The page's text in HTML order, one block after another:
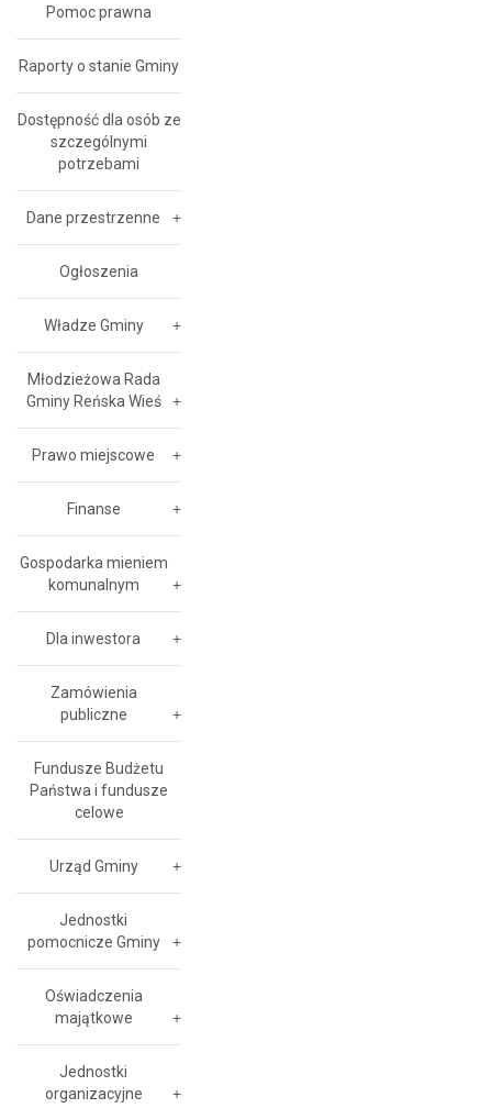
Pomoc prawna
Raporty o stanie Gminy
Dostępność dla osób ze
szczególnymi
potrzebami
Dane przestrzenne
Ogłoszenia
Władze Gminy
Młodzieżowa Rada
Gminy Reńska Wieś
Prawo miejscowe
Finanse
Gospodarka mieniem
komunalnym
Dla inwestora
Zamówienia
publiczne
Fundusze Budżetu
Państwa i fundusze
celowe
Urząd Gminy
Jednostki
pomocnicze Gminy
Oświadczenia
majątkowe
Jednostki
organizacyjne